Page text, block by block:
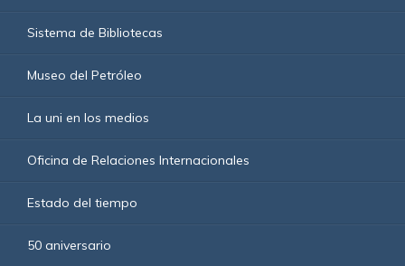
Sistema de Bibliotecas
Museo del Petróleo
La uni en los medios
Oficina de Relaciones Internacionales
Estado del tiempo
50 aniversario